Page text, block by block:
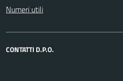
Numeri utili
CONTATTI D.P.O.